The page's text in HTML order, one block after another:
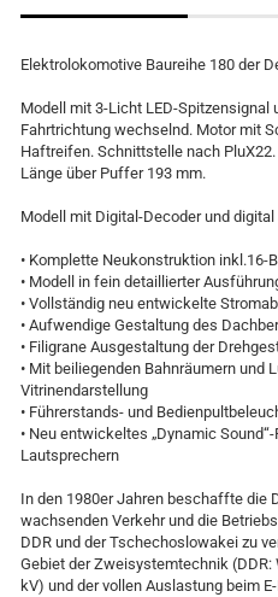
Elektrolokomotive Baureihe 180 der
Modell mit 3-Licht LED-Spitzensignal
Fahrtrichtung wechselnd. Motor mit
Haftreifen. Schnittstelle nach
Länge über Puffer 193 mm.
Modell mit Digital-Decoder und
• Komplette Neukonstruktion inkl.16-
• Modell in fein detaillierter
• Vollständig neu entwickelte
• Aufwendige Gestaltung des
• Filigrane Ausgestaltung der
• Mit beiliegenden Bahnräumern
Vitrinendarstellung
• Führerstands- und
• Neu entwickeltes „Dynamic
Lautsprechern
In den 1980er Jahren beschaffte die
wachsenden Verkehr und die
DDR und der Tschechoslowakei zu
Gebiet der Zweisystemtechnik
kV) und der vollen Auslastung beim